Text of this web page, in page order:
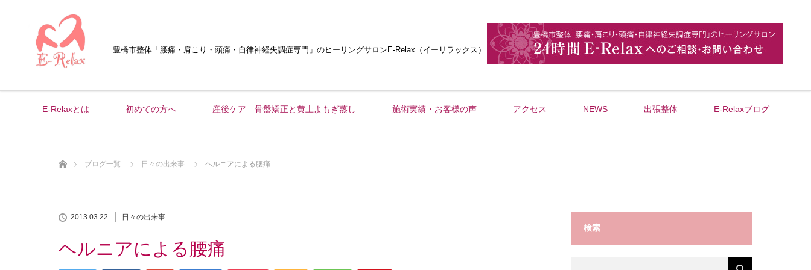
豊橋市整体 「腰痛・肩こり・頭痛・自律神経失調症専門」 のヒーリングサロンE-Relax（イーリラックス）
E-Relaxとは 初めての方へ 産後ケア 骨盤矯正と黄土よもぎ蒸し 施術実績・お客様の声 アクセス NEWS 出張整体 E-Relaxブログ
ブログ一覧
日々の出来事 ヘルニアによる腰痛
2013.03.22 日々の出来事
ヘルニアによる腰痛
検索